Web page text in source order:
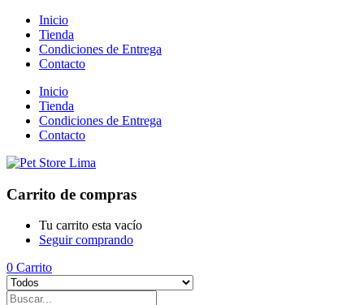
Inicio
Tienda
Condiciones de Entrega
Contacto
Inicio
Tienda
Condiciones de Entrega
Contacto
Carrito de compras
Tu carrito esta vacío
Seguir comprando
0 Carrito